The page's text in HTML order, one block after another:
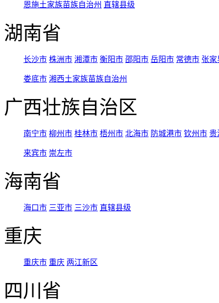
恩施土家族苗族自治州 直辖县级
湖南省
长沙市 株洲市 湘潭市 衡阳市 邵阳市 岳阳市 常德市 张家
娄底市 湘西土家族苗族自治州
广西壮族自治区
南宁市 柳州市 桂林市 梧州市 北海市 防城港市 钦州市 贵
来宾市 崇左市
海南省
海口市 三亚市 三沙市 直辖县级
重庆
重庆市 重庆 两江新区
四川省